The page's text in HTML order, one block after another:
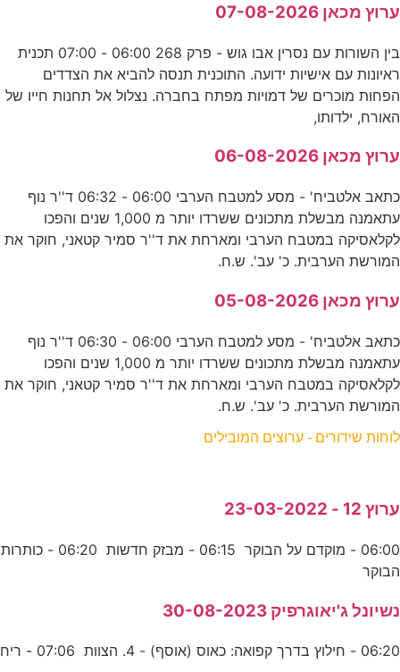
ערוץ מכאן 07-08-2026
בין השורות עם נסרין אבו גוש - פרק 268 06:00 - 07:00 תכנית
ראיונות עם אישיות ידועה. התוכנית תנסה להביא את הצדדים
הפחות מוכרים של דמויות מפתח בחברה. נצלול אל תחנות חייו של
האורח, ילדותו,
ערוץ מכאן 06-08-2026
כתאב אלטביח' - מסע למטבח הערבי 06:00 - 06:32 ד''ר נוף
עתאמנה מבשלת מתכונים ששרדו יותר מ 1,000 שנים והפכו
לקלאסיקה במטבח הערבי ומארחת את ד''ר סמיר קטאני, חוקר את
המורשת הערבית. כ' עב'. ש.ח.
ערוץ מכאן 05-08-2026
כתאב אלטביח' - מסע למטבח הערבי 06:00 - 06:30 ד''ר נוף
עתאמנה מבשלת מתכונים ששרדו יותר מ 1,000 שנים והפכו
לקלאסיקה במטבח הערבי ומארחת את ד''ר סמיר קטאני, חוקר את
המורשת הערבית. כ' עב'. ש.ח.
לוחות שידורים - ערוצים המובילים
ערוץ 12 - 23-03-2022
06:00 - מוקדם על הבוקר 06:15 - מבזק חדשות 06:20 - כותרות
הבוקר
נשיונל ג'יאוגרפיק 30-08-2023
06:20 - חילוץ בדרך קפואה: כאוס (אוסף) - 4. הצוות 07:06 - ריח